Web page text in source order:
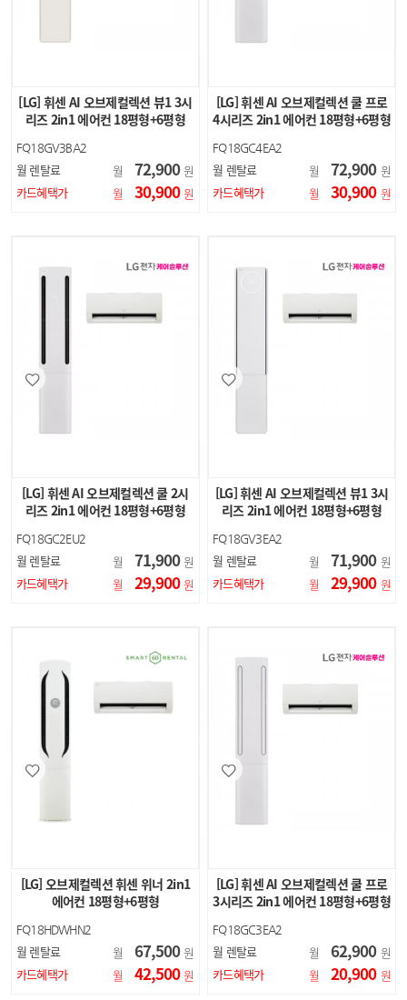
[LG] 휘센 AI 오브제컬렉션 뷰1 3시
리즈 2in1 에어컨 18평형+6평형
FQ18GV3BA2
월 렌탈료 월 72,900 원
카드혜택가
월 30,900 원
[LG] 휘센 AI 오브제컬렉션 쿨 프로
4시리즈 2in1 에어컨 18평형+6평형
FQ18GC4EA2
월 렌탈료 월 72,900 원
카드혜택가
월 30,900 원
[LG] 휘센 AI 오브제컬렉션 쿨 2시
리즈 2in1 에어컨 18평형+6평형
FQ18GC2EU2
월 렌탈료 월 71,900 원
카드혜택가
월 29,900 원
[LG] 휘센 AI 오브제컬렉션 뷰1 3시
리즈 2in1 에어컨 18평형+6평형
FQ18GV3EA2
월 렌탈료 월 71,900 원
카드혜택가
월 29,900 원
[LG] 오브제컬렉션 휘센 위너 2in1
에어컨 18평형+6평형
FQ18HDWHN2
월 렌탈료 월 67,500 원
카드혜택가
월 42,500 원
[LG] 휘센 AI 오브제컬렉션 쿨 프로
3시리즈 2in1 에어컨 18평형+6평형
FQ18GC3EA2
월 렌탈료 월 62,900 원
카드혜택가
월 20,900 원